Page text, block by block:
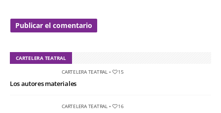
CARTELERA TEATRAL
CARTELERA TEATRAL• 15
Los autores materiales
CARTELERA TEATRAL• 16